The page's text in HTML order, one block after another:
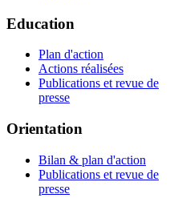
Education
Plan d'action
Actions réalisées
Publications et revue de
presse
Orientation
Bilan & plan d'action
Publications et revue de
presse